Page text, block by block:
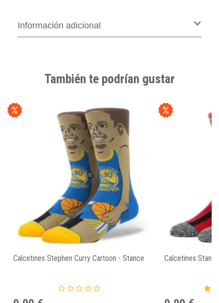
Información adicional
También te podrían gustar
Calcetines Stephen Curry Cartoon - Stance Calcetines